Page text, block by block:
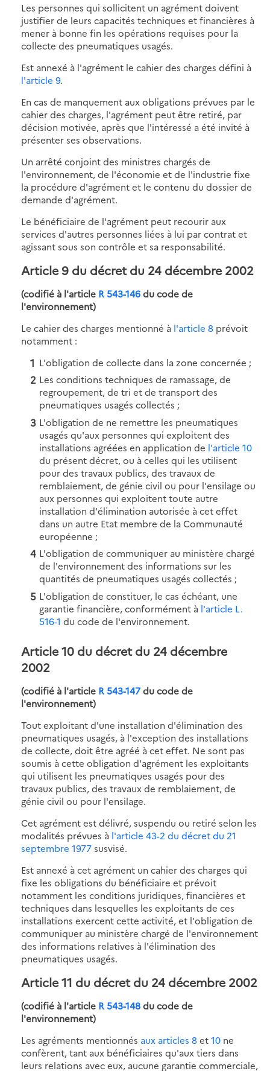
Les personnes qui sollicitent un agrément doivent
justifier de leurs capacités techniques et financières à
mener à bonne fin les opérations requises pour la
collecte des pneumatiques usagés.
Est annexé à l'agrément le cahier des charges défini à
l'article 9.
En cas de manquement aux obligations prévues par le
cahier des charges, l'agrément peut être retiré, par
décision motivée, après que l'intéressé a été invité à
présenter ses observations.
Un arrêté conjoint des ministres chargés de
l'environnement, de l'économie et de l'industrie fixe
la procédure d'agrément et le contenu du dossier de
demande d'agrément.
Le bénéficiaire de l'agrément peut recourir aux
services d'autres personnes liées à lui par contrat et
agissant sous son contrôle et sa responsabilité.
Article 9 du décret du 24 décembre 2002
(codifié à l'article R 543-146du code de
l'environnement)
Le cahier des charges mentionné à l'article 8 prévoit
notamment :
L'obligation de collecte dans la zone concernée ;
Les conditions techniques de ramassage, de
regroupement, de tri et de transport des
pneumatiques usagés collectés ;
L'obligation de ne remettre les pneumatiques
usagés qu'aux personnes qui exploitent des
installations agréées en application de l'article 10
du présent décret, ou à celles qui les utilisent
pour des travaux publics, des travaux de
remblaiement, de génie civil ou pour l'ensilage ou
aux personnes qui exploitent toute autre
installation d'élimination autorisée à cet effet
dans un autre Etat membre de la Communauté
européenne ;
L'obligation de communiquer au ministère chargé
de l'environnement des informations sur les
quantités de pneumatiques usagés collectés ;
L'obligation de constituer, le cas échéant, une
garantie financière, conformément à l'article L.
516-1 du code de l'environnement.
Article 10 du décret du 24 décembre
2002
(codifié à l'article R 543-147du code de
l'environnement)
Tout exploitant d'une installation d'élimination des
pneumatiques usagés, à l'exception des installations
de collecte, doit être agréé à cet effet. Ne sont pas
soumis à cette obligation d'agrément les exploitants
qui utilisent les pneumatiques usagés pour des
travaux publics, des travaux de remblaiement, de
génie civil ou pour l'ensilage.
Cet agrément est délivré, suspendu ou retiré selon les
modalités prévues à l'article 43-2 du décret du 21
septembre 1977susvisé.
Est annexé à cet agrément un cahier des charges qui
fixe les obligations du bénéficiaire et prévoit
notamment les conditions juridiques, financières et
techniques dans lesquelles les exploitants de ces
installations exercent cette activité, et l'obligation de
communiquer au ministère chargé de l'environnement
des informations relatives à l'élimination des
pneumatiques usagés.
Article 11 du décret du 24 décembre 2002
(codifié à l'article R 543-148du code de
l'environnement)
Les agréments mentionnés aux articles 8et10 ne
confèrent, tant aux bénéficiaires qu'aux tiers dans
leurs relations avec eux, aucune garantie commerciale,